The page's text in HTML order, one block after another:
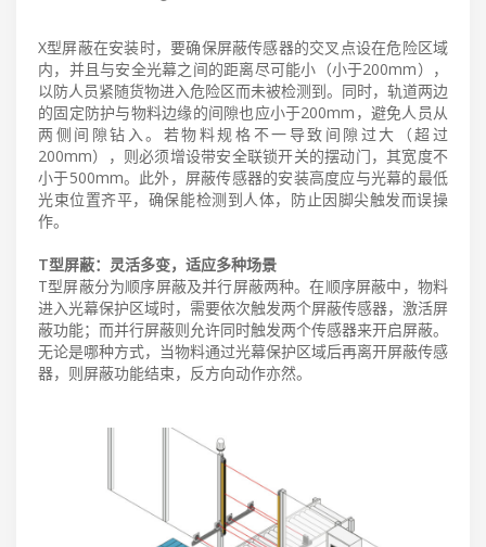
X型屏蔽在安装时，要确保屏蔽传感器的交叉点设在危险区域
内，并且与安全光幕之间的距离尽可能小（小于200mm），
以防人员紧随货物进入危险区而未被检测到。同时，轨道两边
的固定防护与物料边缘的间隙也应小于200mm，避免人员从
两侧间隙钻入。若物料规格不一导致间隙过大（超过
200mm），则必须增设带安全联锁开关的摆动门，其宽度不
小于500mm。此外，屏蔽传感器的安装高度应与光幕的最低
光束位置齐平，确保能检测到人体，防止因脚尖触发而误操
作。
T型屏蔽：灵活多变，适应多种场景
T型屏蔽分为顺序屏蔽及并行屏蔽两种。在顺序屏蔽中，物料
进入光幕保护区域时，需要依次触发两个屏蔽传感器，激活屏
蔽功能；而并行屏蔽则允许同时触发两个传感器来开启屏蔽。
无论是哪种方式，当物料通过光幕保护区域后再离开屏蔽传感
器，则屏蔽功能结束，反方向动作亦然。